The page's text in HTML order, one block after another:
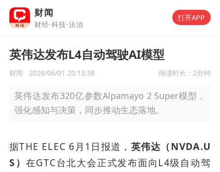
财闻
财经·科技·法治
打开APP
英伟达发布L4自动驾驶AI模型
财闻 2026/06/01 20:13:58 阅读时长： 2分钟
英伟达发布320亿参数Alpamayo 2 Super模型，
强化感知与决策，同步推动生态落地。
据THE ELEC 6月1日报道， 英伟达（NVDA.U
S） 在GTC台北大会正式发布面向L4级自动驾